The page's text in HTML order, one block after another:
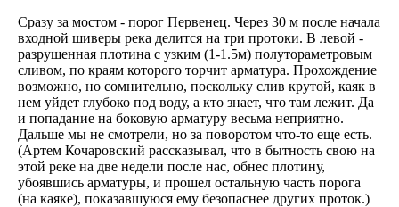
Сразу за мостом - порог Первенец. Через 30 м после начала
входной шиверы река делится на три протоки. В левой -
разрушенная плотина с узким (1-1.5м) полутораметровым
сливом, по краям которого торчит арматура. Прохождение
возможно, но сомнительно, поскольку слив крутой, каяк в
нем уйдет глубоко под воду, а кто знает, что там лежит. Да
и попадание на боковую арматуру весьма неприятно.
Дальше мы не смотрели, но за поворотом что-то еще есть.
(Артем Кочаровский рассказывал, что в бытность свою на
этой реке на две недели после нас, обнес плотину,
убоявшись арматуры, и прошел остальную часть порога
(на каяке), показавшуюся ему безопаснее других проток.)